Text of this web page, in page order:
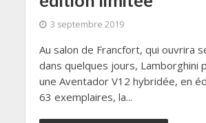
3 septembre 2019
Au salon de Francfort, qui ouvrira
dans quelques jours, Lamborghini
une Aventador V12 hybridée, en
63 exemplaires, la...